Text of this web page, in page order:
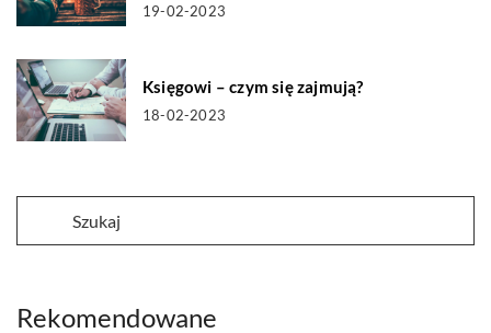
19-02-2023
Księgowi – czym się zajmują?
18-02-2023
Rekomendowane